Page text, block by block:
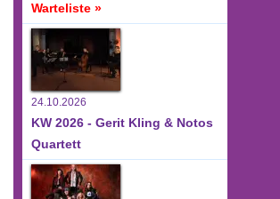
Warteliste »
24.10.2026
KW 2026 - Gerit Kling & Notos
Quartett